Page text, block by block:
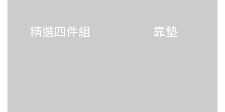
精選四件組 靠墊